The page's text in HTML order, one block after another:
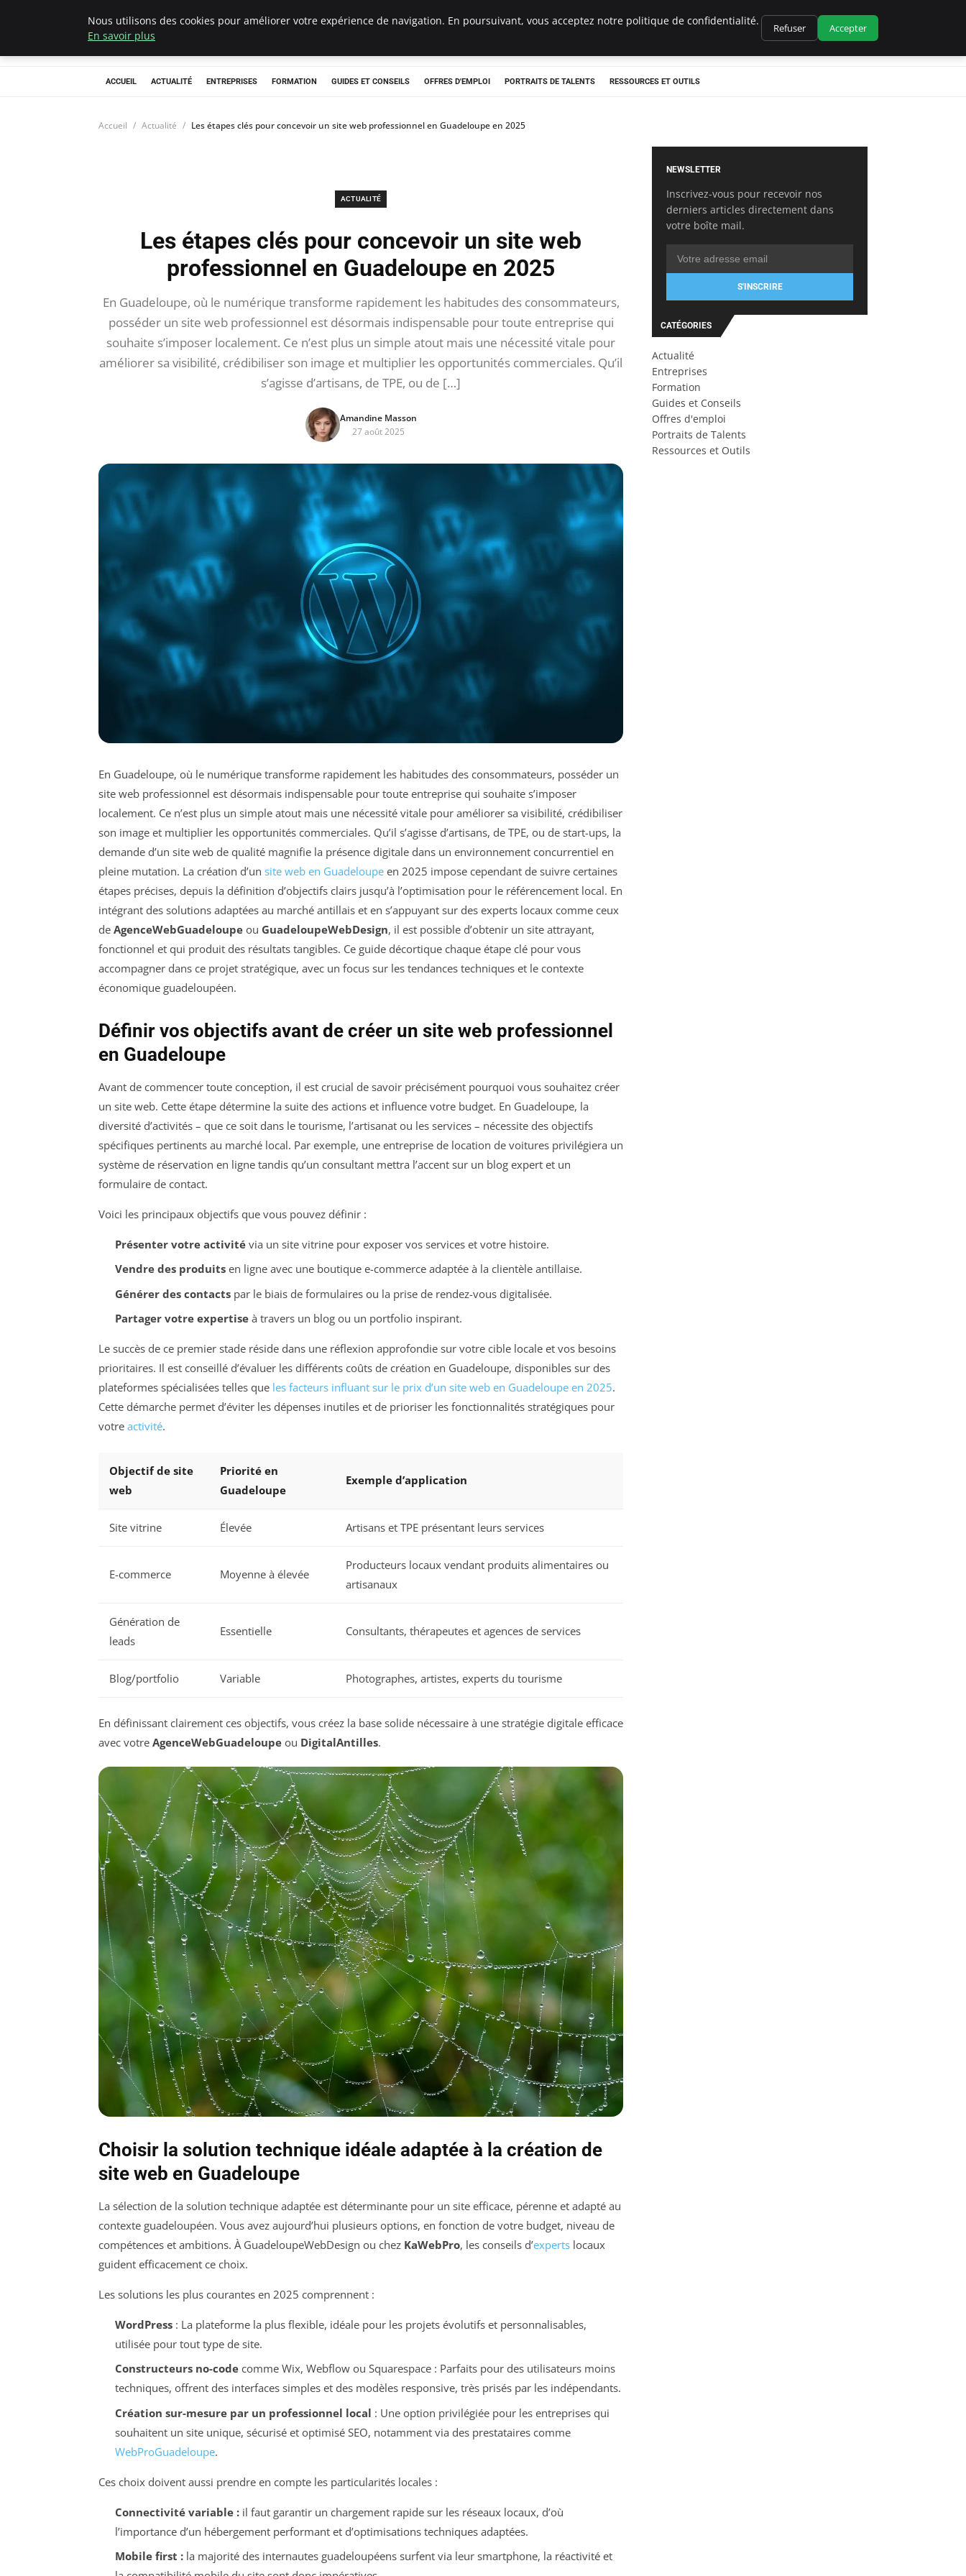
Chasseur De Tête
ACCUEIL ACTUALITÉ ENTREPRISES FORMATION GUIDES ET CONSEILS OFFRES D'EMPLOI PORTRAITS DE TALENTS RESSOURCES ET OUTILS
Accueil Actualité Les étapes clés pour concevoir un site web professionnel en Guadeloupe en 2025
ACTUALITÉ
Les étapes clés pour concevoir un site web
professionnel en Guadeloupe en 2025
En Guadeloupe, où le numérique transforme rapidement les habitudes des consommateurs,
posséder un site web professionnel est désormais indispensable pour toute entreprise qui
souhaite s’imposer localement. Ce n’est plus un simple atout mais une nécessité vitale pour
améliorer sa visibilité, crédibiliser son image et multiplier les opportunités commerciales. Qu’il
s’agisse d’artisans, de TPE, ou de […]
Amandine Masson
27 août 2025
En Guadeloupe, où le numérique transforme rapidement les habitudes des consommateurs, posséder un
site web professionnel est désormais indispensable pour toute entreprise qui souhaite s’imposer
localement. Ce n’est plus un simple atout mais une nécessité vitale pour améliorer sa visibilité, crédibiliser
son image et multiplier les opportunités commerciales. Qu’il s’agisse d’artisans, de TPE, ou de start-ups, la
demande d’un site web de qualité magnifie la présence digitale dans un environnement concurrentiel en
pleine mutation. La création d’un site web en Guadeloupe en 2025 impose cependant de suivre certaines
étapes précises, depuis la définition d’objectifs clairs jusqu’à l’optimisation pour le référencement local. En
intégrant des solutions adaptées au marché antillais et en s’appuyant sur des experts locaux comme ceux
de AgenceWebGuadeloupe ou GuadeloupeWebDesign, il est possible d’obtenir un site attrayant,
fonctionnel et qui produit des résultats tangibles. Ce guide décortique chaque étape clé pour vous
accompagner dans ce projet stratégique, avec un focus sur les tendances techniques et le contexte
économique guadeloupéen.
Définir vos objectifs avant de créer un site web professionnel
en Guadeloupe
Avant de commencer toute conception, il est crucial de savoir précisément pourquoi vous souhaitez créer
un site web. Cette étape détermine la suite des actions et influence votre budget. En Guadeloupe, la
diversité d’activités – que ce soit dans le tourisme, l’artisanat ou les services – nécessite des objectifs
spécifiques pertinents au marché local. Par exemple, une entreprise de location de voitures privilégiera un
système de réservation en ligne tandis qu’un consultant mettra l’accent sur un blog expert et un
formulaire de contact.
Voici les principaux objectifs que vous pouvez définir :
Présenter votre activitévia un site vitrine pour exposer vos services et votre histoire.
Vendre des produitsen ligne avec une boutique e-commerce adaptée à la clientèle antillaise.
Générer des contactspar le biais de formulaires ou la prise de rendez-vous digitalisée.
Partager votre expertiseà travers un blog ou un portfolio inspirant.
Le succès de ce premier stade réside dans une réflexion approfondie sur votre cible locale et vos besoins
prioritaires. Il est conseillé d’évaluer les différents coûts de création en Guadeloupe, disponibles sur des
plateformes spécialisées telles que les facteurs influant sur le prix d’un site web en Guadeloupe en 2025.
Cette démarche permet d’éviter les dépenses inutiles et de prioriser les fonctionnalités stratégiques pour
votre activité.
Objectif de site
web
Priorité en
Guadeloupe
Exemple d’application
Site vitrine Élevée Artisans et TPE présentant leurs services
E-commerce Moyenne à élevée
Producteurs locaux vendant produits alimentaires ou
artisanaux
Génération de
leads
Essentielle Consultants, thérapeutes et agences de services
Blog/portfolio Variable Photographes, artistes, experts du tourisme
En définissant clairement ces objectifs, vous créez la base solide nécessaire à une stratégie digitale efficace
avec votre AgenceWebGuadeloupe ou DigitalAntilles.
Choisir la solution technique idéale adaptée à la création de
site web en Guadeloupe
La sélection de la solution technique adaptée est déterminante pour un site efficace, pérenne et adapté au
contexte guadeloupéen. Vous avez aujourd’hui plusieurs options, en fonction de votre budget, niveau de
compétences et ambitions. À GuadeloupeWebDesign ou chez KaWebPro, les conseils d’experts locaux
guident efficacement ce choix.
Les solutions les plus courantes en 2025 comprennent :
WordPress: La plateforme la plus flexible, idéale pour les projets évolutifs et personnalisables,
utilisée pour tout type de site.
Constructeurs no-codecomme Wix, Webflow ou Squarespace : Parfaits pour des utilisateurs moins
techniques, offrent des interfaces simples et des modèles responsive, très prisés par les indépendants.
Création sur-mesure par un professionnel local : Une option privilégiée pour les entreprises qui
souhaitent un site unique, sécurisé et optimisé SEO, notamment via des prestataires comme
WebProGuadeloupe.
Ces choix doivent aussi prendre en compte les particularités locales :
Connectivité variable :il faut garantir un chargement rapide sur les réseaux locaux, d’où
l’importance d’un hébergement performant et d’optimisations techniques adaptées.
Mobile first :la majorité des internautes guadeloupéens surfent via leur smartphone, la réactivité et
NEWSLETTER
Inscrivez-vous pour recevoir nos
derniers articles directement dans
votre boîte mail.
S'INSCRIRE
CATÉGORIES
Actualité
Entreprises
Formation
Guides et Conseils
Offres d'emploi
Portraits de Talents
Ressources et Outils
Nous utilisons des cookies pour améliorer votre expérience de navigation. En poursuivant, vous acceptez notre politique de confidentialité.
En savoir plus
Refuser Accepter